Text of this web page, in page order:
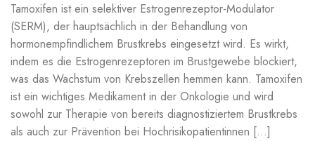
Tamoxifen ist ein selektiver Estrogenrezeptor-Modulator
(SERM), der hauptsächlich in der Behandlung von
hormonempfindlichem Brustkrebs eingesetzt wird. Es wirkt,
indem es die Estrogenrezeptoren im Brustgewebe blockiert,
was das Wachstum von Krebszellen hemmen kann. Tamoxifen
ist ein wichtiges Medikament in der Onkologie und wird
sowohl zur Therapie von bereits diagnostiziertem Brustkrebs
als auch zur Prävention bei Hochrisikopatientinnen […]